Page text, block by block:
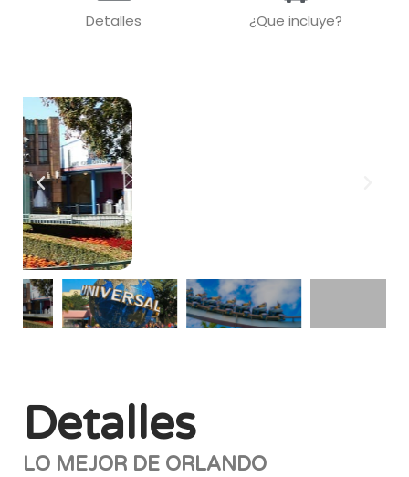
Detalles ¿Que incluye?
Detalles
LO MEJOR DE ORLANDO